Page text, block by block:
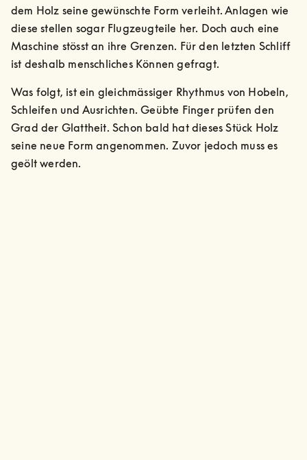
dem Holz seine gewünschte Form verleiht. Anlagen wie
diese stellen sogar Flugzeugteile her. Doch auch eine
Maschine stösst an ihre Grenzen. Für den letzten Schliff
ist deshalb menschliches Können gefragt.
Was folgt, ist ein gleichmässiger Rhythmus von Hobeln,
Schleifen und Ausrichten. Geübte Finger prüfen den
Grad der Glattheit. Schon bald hat dieses Stück Holz
seine neue Form angenommen. Zuvor jedoch muss es
geölt werden.